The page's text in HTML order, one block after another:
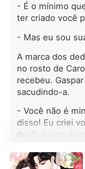
- É o mínimo
ter criado você
- Mas eu sou
A marca dos
no rosto de
recebeu.
sacudindo-a.
- Você não é
disso! Eu criei
desfrutasse
- Mas... Por que